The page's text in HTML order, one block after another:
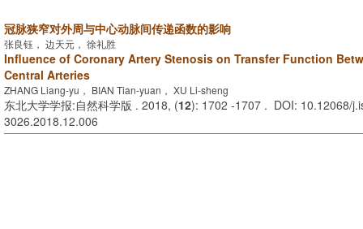
冠脉狭窄对外周与中心动脉间传递函数的影响
张良钰， 边天元， 徐礼胜
Influence of Coronary Artery Stenosis on Transfer Function
Central Arteries
ZHANG Liang-yu， BIAN Tian-yuan， XU Li-sheng
东北大学学报:自然科学版 . 2018, (12): 1702 -1707 . DOI: 10.12068/
3026.2018.12.006